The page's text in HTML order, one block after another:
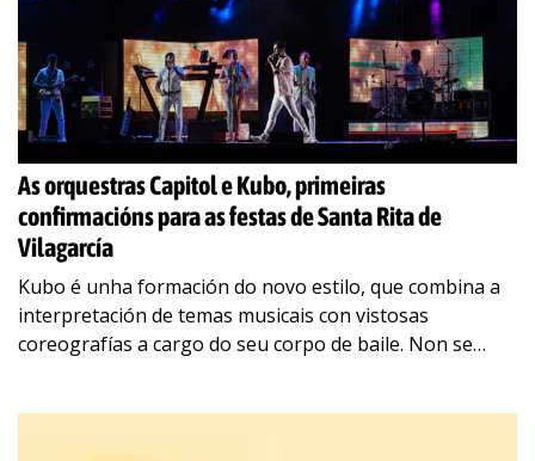
As orquestras Capitol e Kubo, primeiras
confirmacións para as festas de Santa Rita de
Vilagarcía
Kubo é unha formación do novo estilo, que combina a
interpretación de temas musicais con vistosas
coreografías a cargo do seu corpo de baile. Non se